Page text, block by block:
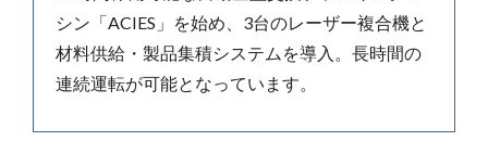
シン「ACIES」を始め、3台のレーザー複合機と
材料供給・製品集積システムを導入。長時間の
連続運転が可能となっています。